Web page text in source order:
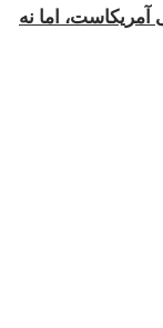
اما نه